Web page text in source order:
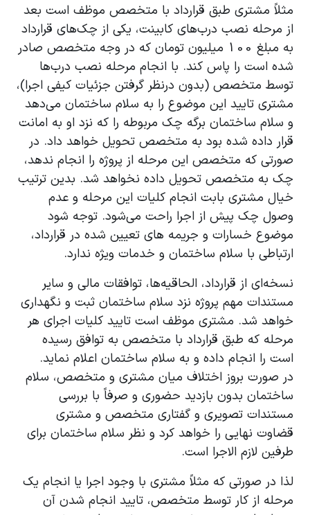
مثلاً مشتری طبق قرارداد با متخصص موظف است بعد
از مرحله نصب درب‌های کابینت، یکی از چک‌های قرارداد
به مبلغ 100 میلیون تومان که در وجه متخصص صادر
شده است را پاس کند. با انجام مرحله نصب درب‌ها
توسط متخصص (بدون درنظر گرفتن جزئیات کیفی اجرا)،
مشتری تایید این موضوع را به سلام ساختمان می‌دهد
و سلام ساختمان برگه چک مربوطه را که نزد او به امانت
قرار داده شده بود به متخصص تحویل خواهد داد. در
صورتی که متخصص این مرحله از پروژه را انجام ندهد،
چک به متخصص تحویل داده نخواهد شد. بدین ترتیب
خیال مشتری بابت انجام کلیات این مرحله و عدم
وصول چک پیش از اجرا راحت می‌شود. توجه شود
موضوع خسارات و جریمه های تعیین شده در قرارداد،
ارتباطی با سلام ساختمان و خدمات ویژه ندارد.
نسخه‌ای از قرارداد، الحاقیه‌ها، توافقات مالی و سایر
مستندات مهم پروژه نزد سلام ساختمان ثبت و نگهداری
خواهد شد. مشتری موظف است تایید کلیات اجرای هر
مرحله که طبق قرارداد با متخصص به توافق رسیده
است را انجام داده و به سلام ساختمان اعلام نماید.
در صورت بروز اختلاف میان مشتری و متخصص، سلام
ساختمان بدون بازدید حضوری و صرفاً با بررسی
مستندات تصویری و گفتاری متخصص و مشتری
قضاوت نهایی را خواهد کرد و نظر سلام ساختمان برای
طرفین لازم الاجرا است.
لذا در صورتی که مثلاً مشتری با وجود اجرا یا انجام یک
مرحله از کار توسط متخصص، تایید انجام شدن آن